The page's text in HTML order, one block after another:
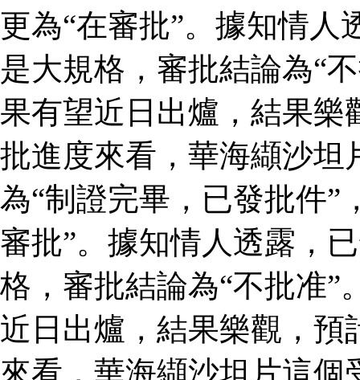
更為“在審批”。據知情
是大規格，審批結論為“
果有望近日出爐，結果樂
批進度來看，華海纈沙坦
為“制證完畢，已發批件”
審批”。據知情人透露，
格，審批結論為“不批准”
近日出爐，結果樂觀，預
來看，華海纈沙坦片這個